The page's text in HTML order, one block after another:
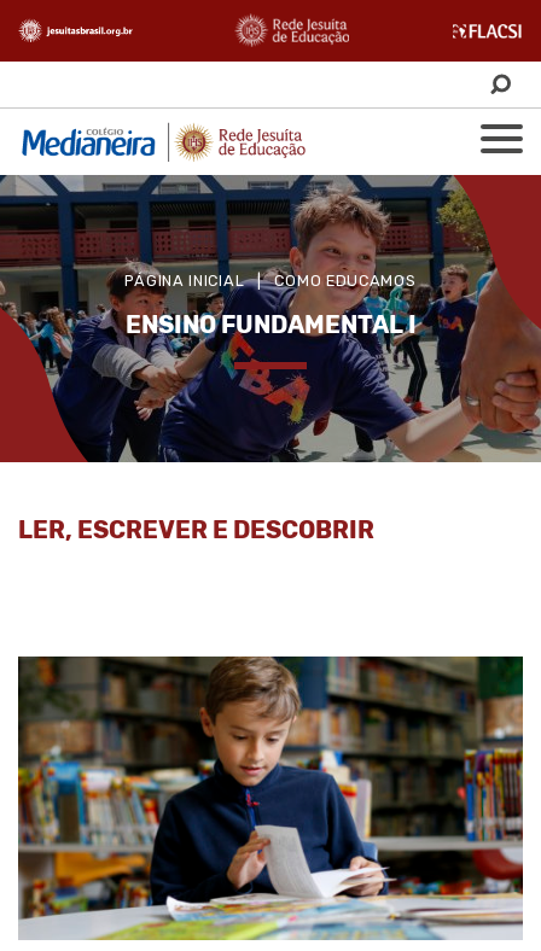
PÁGINA INICIAL | COMO EDUCAMOS
ENSINO FUNDAMENTAL I
LER, ESCREVER E DESCOBRIR